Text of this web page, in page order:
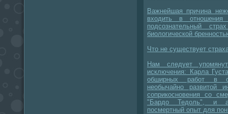
Важнейшая причина
входить в
подсознательный
биологической
Что не существует
Нам следует
исключения: Карла
обширных работ в
необычайно развитой
соприкосновения со
"Бардо Тедоль", и
посмертный опыт для